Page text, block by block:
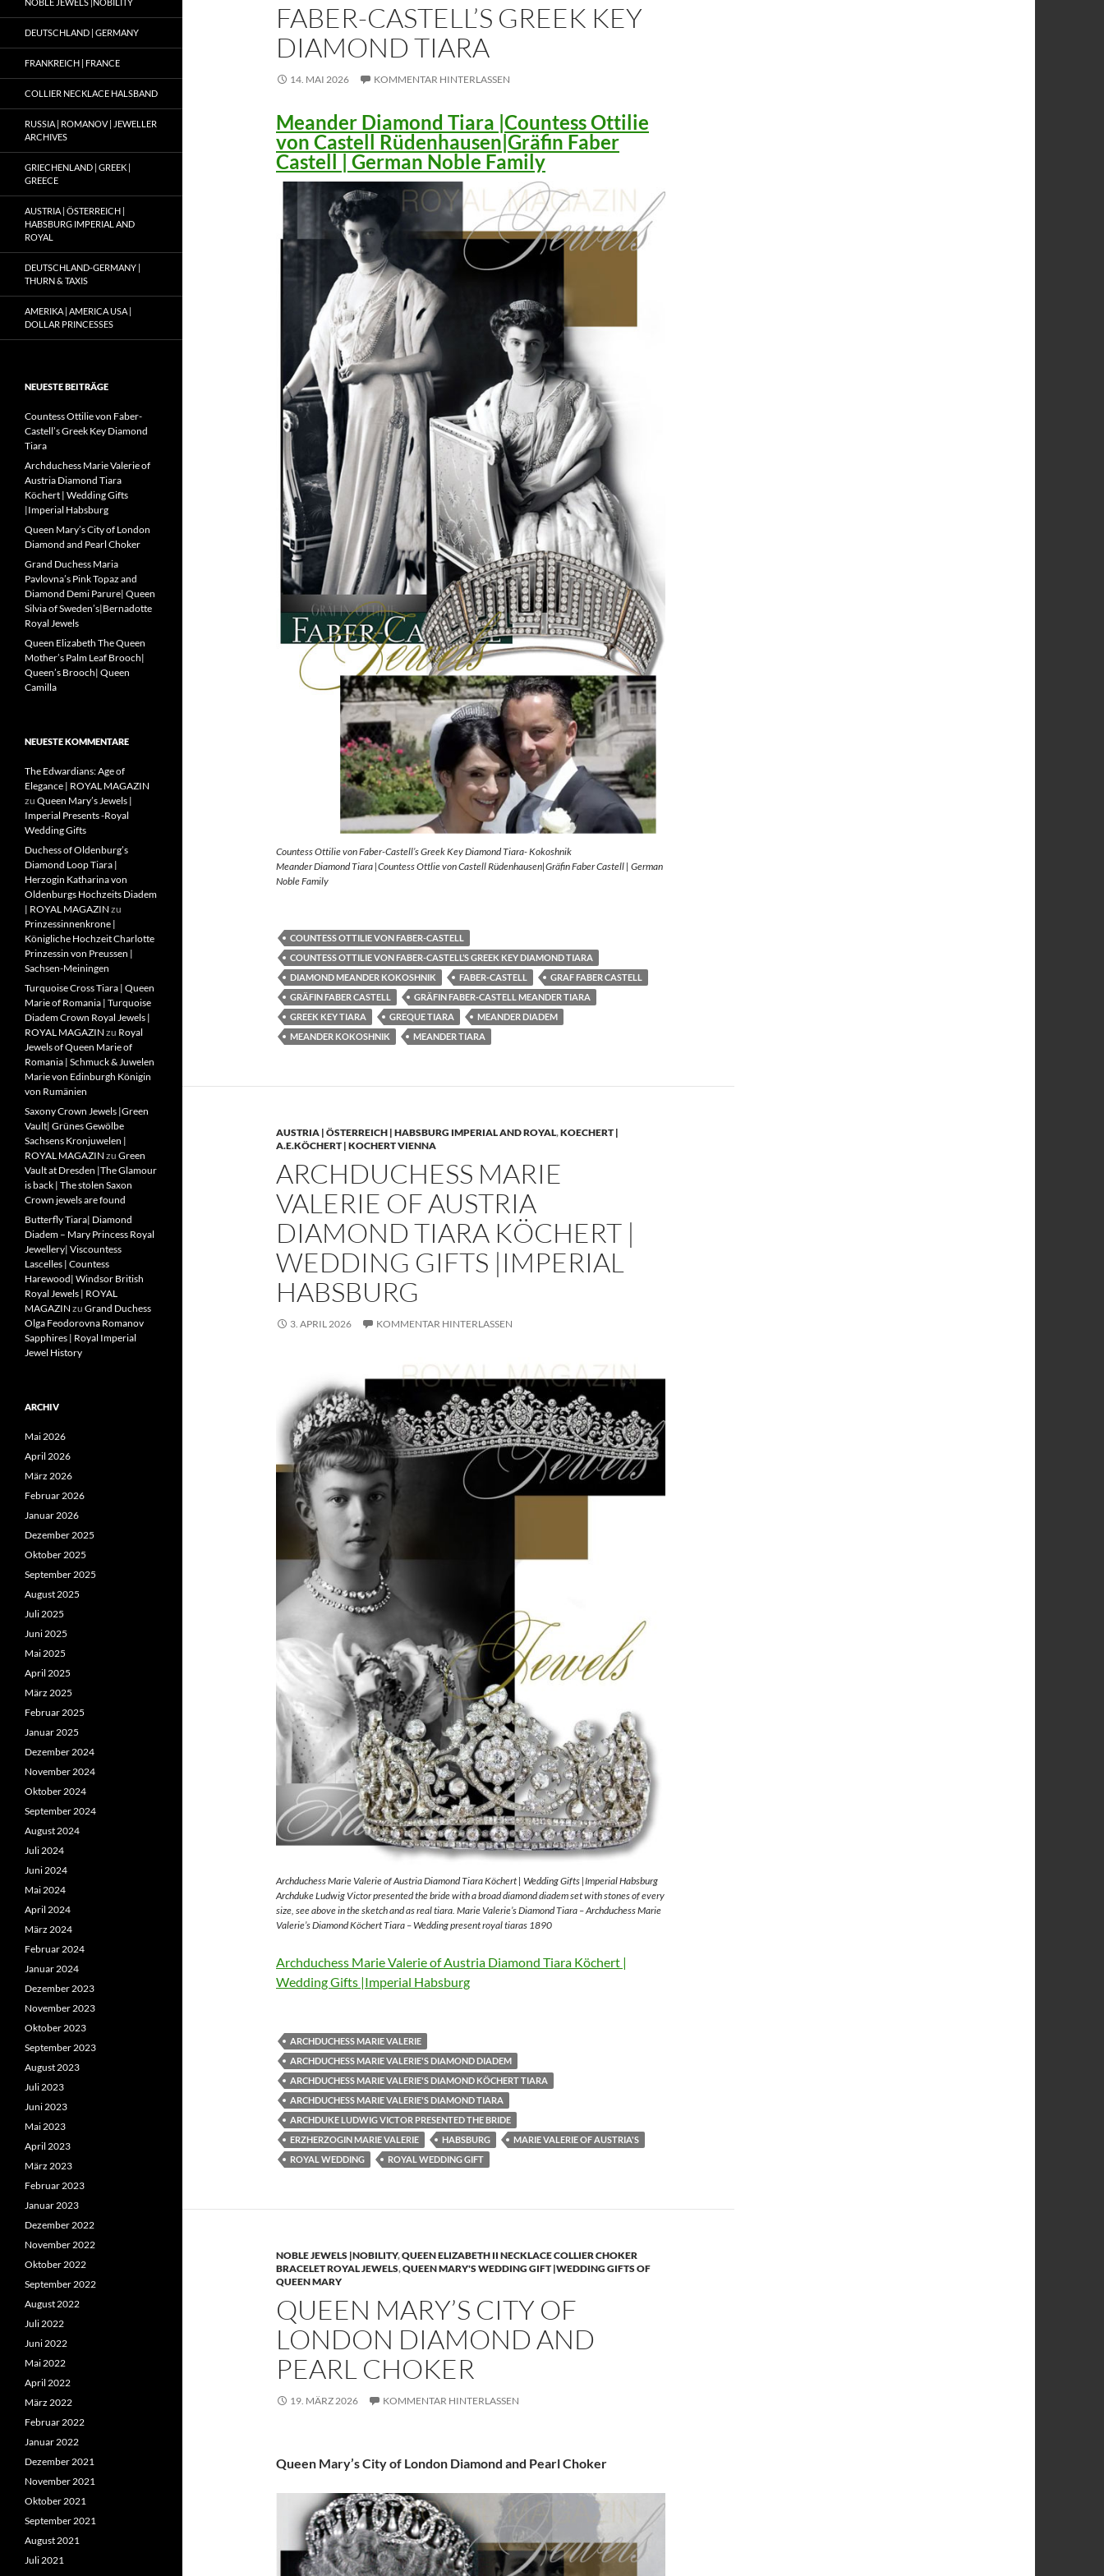
FABER-CASTELL’S GREEK KEY
DIAMOND TIARA
14. MAI 2026 KOMMENTAR HINTERLASSEN
Meander Diamond Tiara |Countess Ottilie
von Castell Rüdenhausen|Gräfin Faber
Castell | German Noble Family
Countess Ottilie von Faber-Castell’s Greek Key Diamond Tiara- Kokoshnik
Meander Diamond Tiara |Countess Ottlie von Castell Rüdenhausen|Gräfin Faber Castell | German
Noble Family
COUNTESS OTTILIE VON FABER-CASTELL
COUNTESS OTTILIE VON FABER-CASTELL’S GREEK KEY DIAMOND TIARA
DIAMOND MEANDER KOKOSHNIK
FABER-CASTELL
GRAF FABER CASTELL
GRÄFIN FABER CASTELL
GRÄFIN FABER-CASTELL MEANDER TIARA
GREEK KEY TIARA
GREQUE TIARA
MEANDER DIADEM
MEANDER KOKOSHNIK
MEANDER TIARA
AUSTRIA | ÖSTERREICH | HABSBURG IMPERIAL AND ROYAL,KOECHERT |
A.E.KÖCHERT | KOCHERT VIENNA
ARCHDUCHESS MARIE
VALERIE OF AUSTRIA
DIAMOND TIARA KÖCHERT |
WEDDING GIFTS |IMPERIAL
HABSBURG
3. APRIL 2026 KOMMENTAR HINTERLASSEN
Archduchess Marie Valerie of Austria Diamond Tiara Köchert | Wedding Gifts |Imperial Habsburg
Archduke Ludwig Victor presented the bride with a broad diamond diadem set with stones of every
size, see above in the sketch and as real tiara. Marie Valerie’s Diamond Tiara – Archduchess Marie
Valerie’s Diamond Köchert Tiara – Wedding present royal tiaras 1890
Archduchess Marie Valerie of Austria Diamond Tiara Köchert |
Wedding Gifts |Imperial Habsburg
ARCHDUCHESS MARIE VALERIE
ARCHDUCHESS MARIE VALERIE'S DIAMOND DIADEM
ARCHDUCHESS MARIE VALERIE'S DIAMOND KÖCHERT TIARA
ARCHDUCHESS MARIE VALERIE'S DIAMOND TIARA
ARCHDUKE LUDWIG VICTOR PRESENTED THE BRIDE
ERZHERZOGIN MARIE VALERIE
HABSBURG
MARIE VALERIE OF AUSTRIA'S
ROYAL WEDDING
ROYAL WEDDING GIFT
NOBLE JEWELS |NOBILITY,QUEEN ELIZABETH II NECKLACE COLLIER CHOKER
BRACELET ROYAL JEWELS,QUEEN MARY'S WEDDING GIFT |WEDDING GIFTS OF
QUEEN MARY
QUEEN MARY’S CITY OF
LONDON DIAMOND AND
PEARL CHOKER
19. MÄRZ 2026 KOMMENTAR HINTERLASSEN
Queen Mary’s City of London Diamond and Pearl Choker
DEUTSCHLAND | GERMANY
FRANKREICH | FRANCE
COLLIER NECKLACE HALSBAND
RUSSIA | ROMANOV | JEWELLER
ARCHIVES
GRIECHENLAND | GREEK |
GREECE
AUSTRIA | ÖSTERREICH |
HABSBURG IMPERIAL AND
ROYAL
DEUTSCHLAND-GERMANY |
THURN & TAXIS
AMERIKA | AMERICA USA |
DOLLAR PRINCESSES
NEUESTE BEITRÄGE
Countess Ottilie von Faber-
Castell’s Greek Key Diamond
Tiara
Archduchess Marie Valerie of
Austria Diamond Tiara
Köchert | Wedding Gifts
|Imperial Habsburg
Queen Mary’s City of London
Diamond and Pearl Choker
Grand Duchess Maria
Pavlovna’s Pink Topaz and
Diamond Demi Parure| Queen
Silvia of Sweden’s|Bernadotte
Royal Jewels
Queen Elizabeth The Queen
Mother’s Palm Leaf Brooch|
Queen’s Brooch| Queen
Camilla
NEUESTE KOMMENTARE
The Edwardians: Age of
Elegance | ROYAL MAGAZIN
zu Queen Mary’s Jewels |
Imperial Presents -Royal
Wedding Gifts
Duchess of Oldenburg’s
Diamond Loop Tiara |
Herzogin Katharina von
Oldenburgs Hochzeits Diadem
| ROYAL MAGAZIN zu
Prinzessinnenkrone |
Königliche Hochzeit Charlotte
Prinzessin von Preussen |
Sachsen-Meiningen
Turquoise Cross Tiara | Queen
Marie of Romania | Turquoise
Diadem Crown Royal Jewels |
ROYAL MAGAZIN zu Royal
Jewels of Queen Marie of
Romania | Schmuck & Juwelen
Marie von Edinburgh Königin
von Rumänien
Saxony Crown Jewels |Green
Vault| Grünes Gewölbe
Sachsens Kronjuwelen |
ROYAL MAGAZIN zu Green
Vault at Dresden |The Glamour
is back | The stolen Saxon
Crown jewels are found
Butterfly Tiara| Diamond
Diadem – Mary Princess Royal
Jewellery| Viscountess
Lascelles | Countess
Harewood| Windsor British
Royal Jewels | ROYAL
MAGAZIN zu Grand Duchess
Olga Feodorovna Romanov
Sapphires | Royal Imperial
Jewel History
ARCHIV
Mai 2026
April 2026
März 2026
Februar 2026
Januar 2026
Dezember 2025
Oktober 2025
September 2025
August 2025
Juli 2025
Juni 2025
Mai 2025
April 2025
März 2025
Februar 2025
Januar 2025
Dezember 2024
November 2024
Oktober 2024
September 2024
August 2024
Juli 2024
Juni 2024
Mai 2024
April 2024
März 2024
Februar 2024
Januar 2024
Dezember 2023
November 2023
Oktober 2023
September 2023
August 2023
Juli 2023
Juni 2023
Mai 2023
April 2023
März 2023
Februar 2023
Januar 2023
Dezember 2022
November 2022
Oktober 2022
September 2022
August 2022
Juli 2022
Juni 2022
Mai 2022
April 2022
März 2022
Februar 2022
Januar 2022
Dezember 2021
November 2021
Oktober 2021
September 2021
August 2021
Juli 2021